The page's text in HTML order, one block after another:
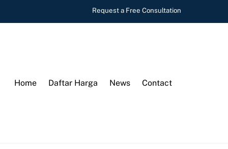
Request a Free Consultation
Home Daftar Harga News Contact